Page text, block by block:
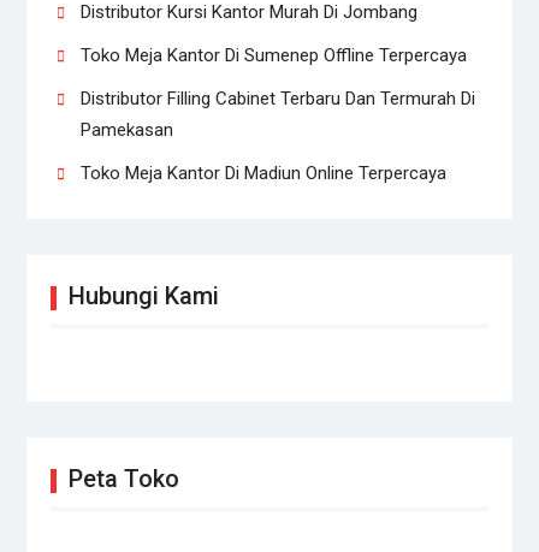
Distributor Kursi Kantor Murah Di Jombang
Toko Meja Kantor Di Sumenep Offline Terpercaya
Distributor Filling Cabinet Terbaru Dan Termurah Di
Pamekasan
Toko Meja Kantor Di Madiun Online Terpercaya
Hubungi Kami
Peta Toko